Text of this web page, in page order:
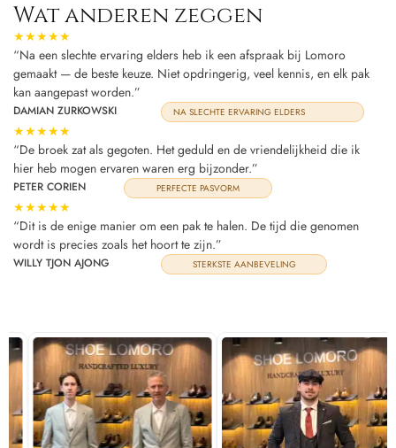
Wat anderen zeggen
★★★★★
“Na een slechte ervaring elders heb ik een afspraak bij Lomoro
gemaakt — de beste keuze. Niet opdringerig, veel kennis, en elk pak
kan aangepast worden.”
DAMIAN ZURKOWSKI NA SLECHTE ERVARING ELDERS
★★★★★
“De broek zat als gegoten. Het geduld en de vriendelijkheid die ik
hier heb mogen ervaren waren erg bijzonder.”
PETER CORIEN PERFECTE PASVORM
★★★★★
“Dit is de enige manier om een pak te halen. De tijd die genomen
wordt is precies zoals het hoort te zijn.”
WILLY TJON AJONG STERKSTE AANBEVELING